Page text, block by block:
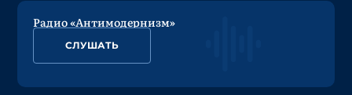
Радио «Антимодернизм»
СЛУШАТЬ